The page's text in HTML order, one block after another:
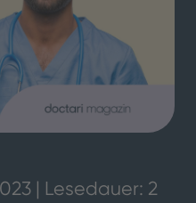
| Lesedauer: 2